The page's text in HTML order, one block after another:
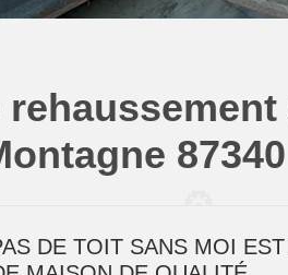
87340
DE TOIT SANS MOI